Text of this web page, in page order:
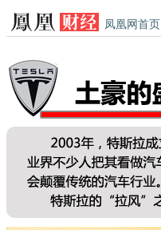
凤凰网首页